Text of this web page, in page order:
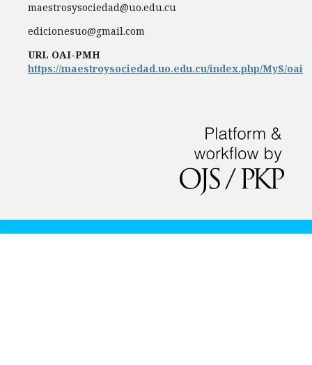
maestrosysociedad@uo.edu.cu
edicionesuo@gmail.com
URL OAI-PMH
https://maestroysociedad.uo.edu.cu/index.php/MyS/oai